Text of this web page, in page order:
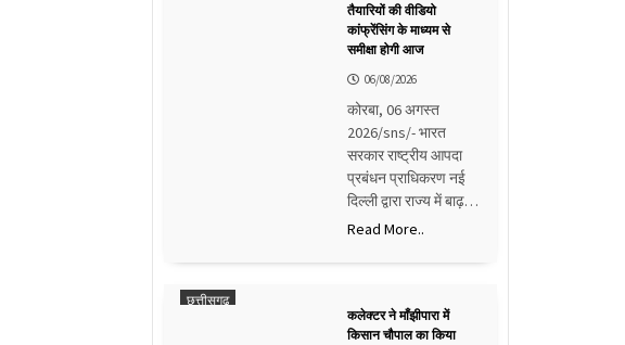
तैयारियों की वीडियो
कांफ्रेंसिंग के माध्यम से
समीक्षा होगी आज
06/08/2026
कोरबा, 06 अगस्त
2026/sns/- भारत
सरकार राष्ट्रीय आपदा
प्रबंधन प्राधिकरण नई
दिल्ली द्वारा राज्य में बाढ़…
Read More..
छत्तीसगढ़
कलेक्टर ने माँझीपारा में
किसान चौपाल का किया